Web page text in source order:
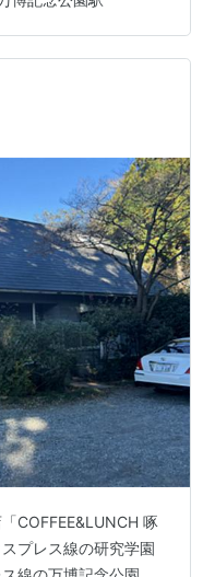
筑波山のコラボ。
会館さくら」にデカ
COFFEE&LUNCH 啄
プレス線の研究学園